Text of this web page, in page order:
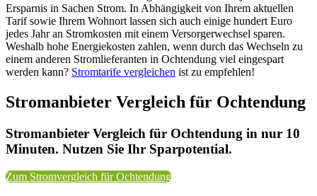
Ersparnis in Sachen Strom. In Abhängigkeit von Ihrem aktuellen
Tarif sowie Ihrem Wohnort lassen sich auch einige hundert Euro
jedes Jahr an Stromkosten mit einem Versorgerwechsel sparen.
Weshalb hohe Energiekosten zahlen, wenn durch das Wechseln zu
einem anderen Stromlieferanten in Ochtendung viel eingespart
werden kann? Stromtarife vergleichen ist zu empfehlen!
Stromanbieter Vergleich für Ochtendung
Stromanbieter Vergleich für Ochtendung in nur 10
Minuten. Nutzen Sie Ihr Sparpotential.
Zum Stromvergleich für Ochtendung